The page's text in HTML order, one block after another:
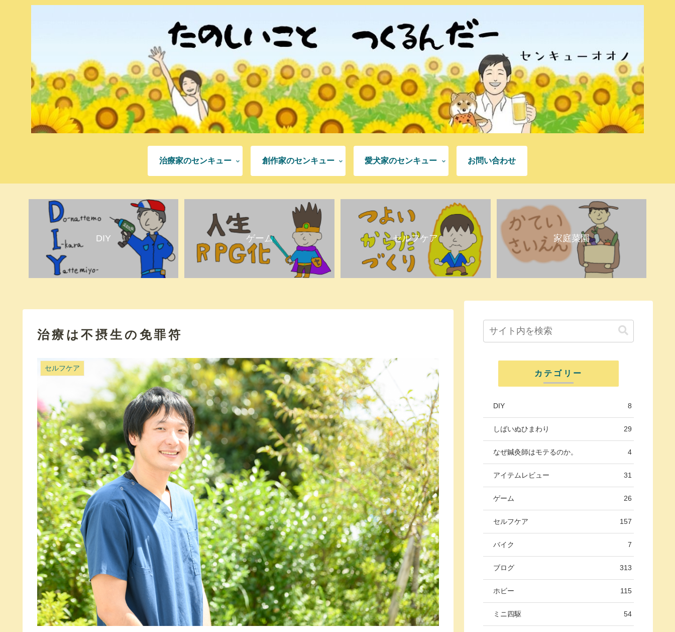
治療家のセンキュー 創作家のセンキュー 愛犬家のセンキュー お問い合わせ
DIY ゲーム セルフケア 家庭菜園
治療は不摂生の免罪符
セルフケア
カテゴリー
DIY 8
しばいぬひまわり 29
なぜ鍼灸師はモテるのか。 4
アイテムレビュー 31
ゲーム 26
セルフケア 157
バイク 7
ブログ 313
ホビー 115
ミニ四駆 54